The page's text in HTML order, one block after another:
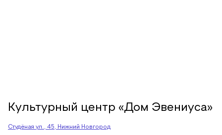
Культурный центр «Дом Эвениуса»
Студёная ул., 45, Нижний Новгород